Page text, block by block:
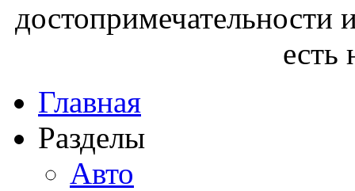
достопримечательности
есть
Главная
Разделы
Авто